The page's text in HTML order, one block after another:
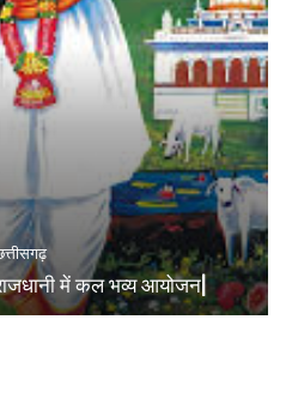
में कल भव्य आयोजन|